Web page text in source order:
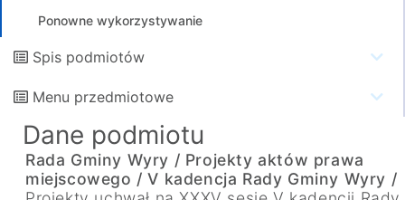
Ponowne wykorzystywanie
Spis podmiotów
Menu przedmiotowe
Dane podmiotu
Rada Gminy Wyry / Projekty aktów prawa
miejscowego / V kadencja Rady Gminy Wyry /